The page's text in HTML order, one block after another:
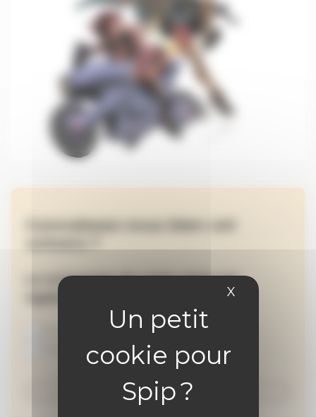
X Masquer le
Connaissez-vous bien cet
Le scénariste de cette série est
Louca
Imbattable
Dad
Envoyez votre réponse